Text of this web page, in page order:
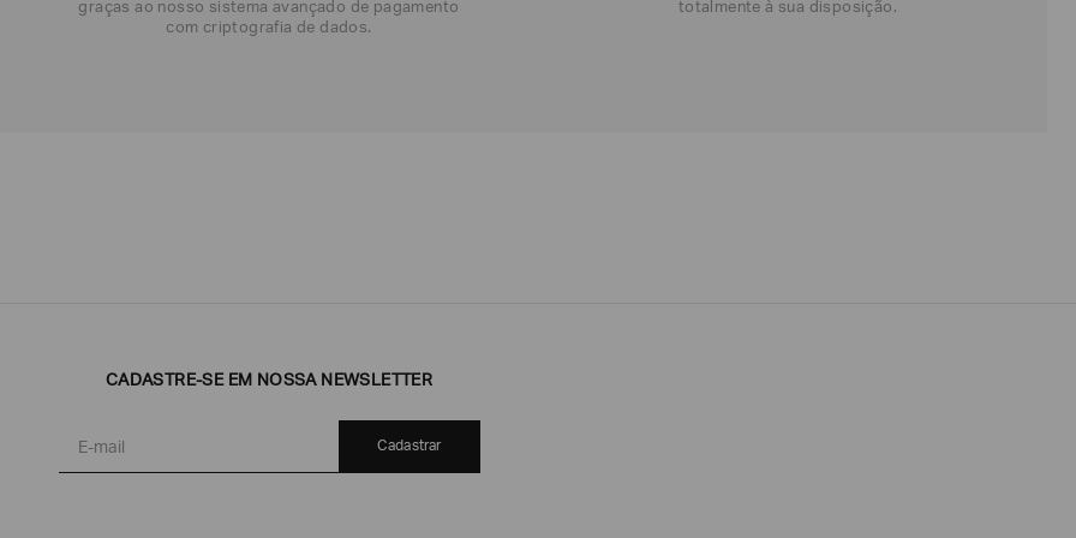
graças ao nosso sistema avançado de pagamento
com criptografia de dados.
totalmente à sua disposição.
CADASTRE-SE EM NOSSA NEWSLETTER
Cadastrar
Values